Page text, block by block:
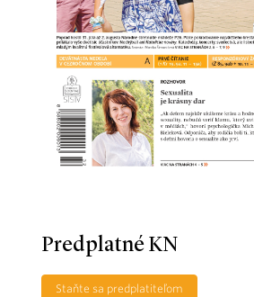
Predplatné KN
Staňte sa predplatiteľom